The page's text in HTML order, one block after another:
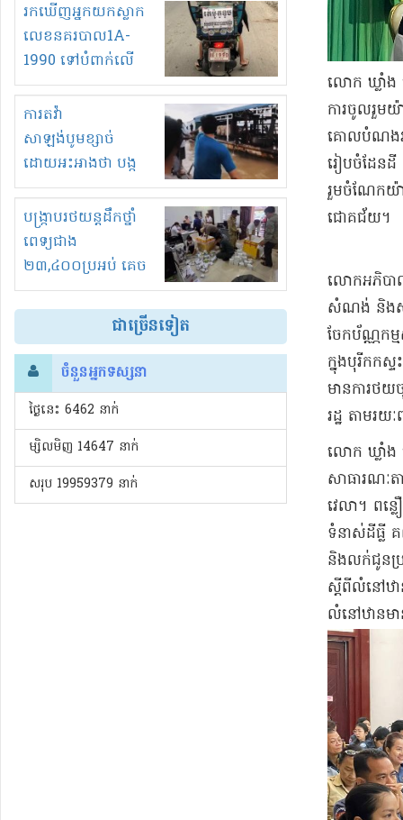
រកឃើញអ្នកយកស្លាក
លេខនគរបាល1A-
1990 ទៅបំពាក់លើ
ម៉ូតូរបស់ខ្លួន ដាកផ្លាក
រត់ឌុបហើយ
ការតវ៉ា
សាឡង់បូមខ្សាច់
ដោយអះអាងថា បង្ក
បាក់ច្រាំងទន្លេ និង
រំខានទាំងយប់ទាំងថ្ងៃ
បង្ក្រាបរថយន្តដឹកថ្នាំ
ពេទ្យជាង
២៣,៤០០ប្រអប់ គេច
ពន្ធនិងអត់ច្បាប់នាំ
ចូល!?
ជាច្រើនទៀត
ចំនួនអ្នកទស្សនា
ថ្ងៃនេះ​ 6462 នាក់
ម្សិលមិញ 14647 នាក់
សរុប 19959379 នាក់
លោក ឃ្លាំង
ការចូលរួម​យ៉
គោលបំណង​រប
រៀបចំ​ដែន
រួម​ចំណែក​យ៉ា
ជោគជ័យ​។
លោក​អភិបាល
សំណង់ និង​សុរិ
ចែក​ប័ណ្ណក
ក្នុង​បុរី​កកស្
មានការ​ថយ
រដ្ឋ តាមរយ
លោក ឃ្លាំង
សាធារណៈ​ត
វេលា​។ ព​ន្
ទំនាស់​ដីធ្លី
និង​លក់​ជូន​ប្
ស្តីពី​លំនៅឋា
លំនៅឋាន​មា